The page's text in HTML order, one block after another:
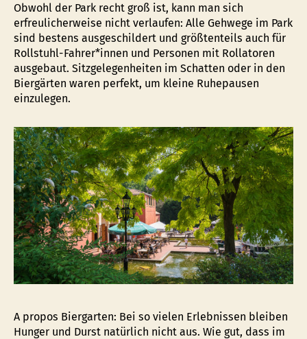
Obwohl der Park recht groß ist, kann man sich
erfreulicherweise nicht verlaufen: Alle Gehwege im Park
sind bestens ausgeschildert und größtenteils auch für
Rollstuhl-Fahrer*innen und Personen mit Rollatoren
ausgebaut. Sitzgelegenheiten im Schatten oder in den
Biergärten waren perfekt, um kleine Ruhepausen
einzulegen.
A propos Biergarten: Bei so vielen Erlebnissen bleiben
Hunger und Durst natürlich nicht aus. Wie gut, dass im